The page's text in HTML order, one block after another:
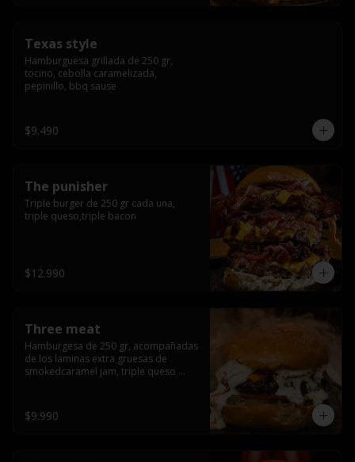
Texas style
Hamburguesa grillada de 250 gr,
tocino, cebolla caramelizada,
pepinillo, bbq sause
$9.490
The punisher
Triple burger de 250 gr cada una,
triple queso,triple bacon
$12.990
Three meat
Hamburgesa de 250 gr, acompañadas
de los laminas extra gruesas de
smokedcaramel jam, triple queso
$9.990